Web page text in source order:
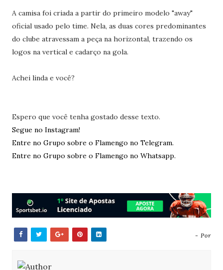
A camisa foi criada a partir do primeiro modelo "away"
oficial usado pelo time. Nela, as duas cores predominantes
do clube atravessam a peça na horizontal, trazendo os
logos na vertical e cadarço na gola.
Achei linda e você?
Espero que você tenha gostado desse texto.
Segue no Instagram!
Entre no Grupo sobre o Flamengo no Telegram.
Entre no Grupo sobre o Flamengo no Whatsapp.
- Por